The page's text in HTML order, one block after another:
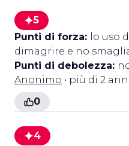
5
Punti di forza: lo uso
dimagrire e no
Punti di debolezza:
Anonimo • più di 2
0
4